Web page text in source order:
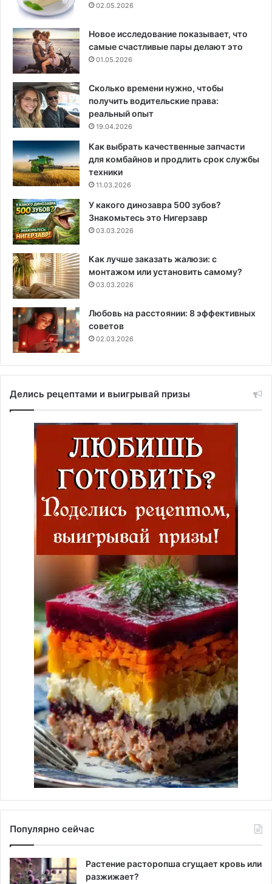
02.05.2026
Новое исследование показывает, что
самые счастливые пары делают это
01.05.2026
Сколько времени нужно, чтобы
получить водительские права:
реальный опыт
19.04.2026
Как выбрать качественные запчасти
для комбайнов и продлить срок службы
техники
11.03.2026
У какого динозавра 500 зубов?
Знакомьтесь это Нигерзавр
03.03.2026
Как лучше заказать жалюзи: с
монтажом или установить самому?
03.03.2026
Любовь на расстоянии: 8 эффективных
советов
02.03.2026
Делись рецептами и выигрывай призы
Популярно сейчас
Растение расторопша сгущает кровь или
разжижает?